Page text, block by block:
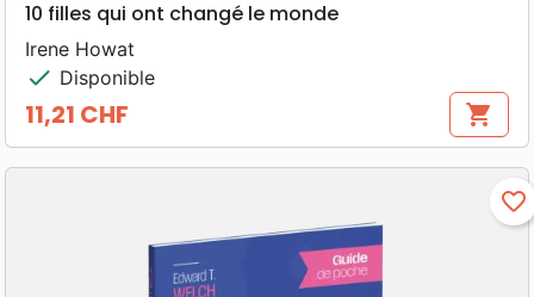
10 filles qui ont changé le monde
Irene Howat
check Disponible
Prix
11,21 CHF shopping_cart
favorite_border